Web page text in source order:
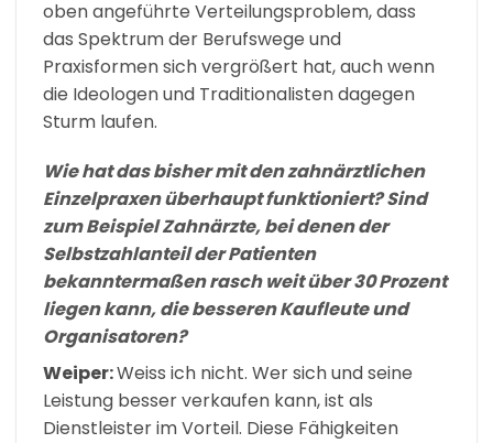
oben angeführte Verteilungsproblem, dass
das Spektrum der Berufswege und
Praxisformen sich vergrößert hat, auch wenn
die Ideologen und Traditionalisten dagegen
Sturm laufen.
Wie hat das bisher mit den zahnärztlichen
Einzelpraxen überhaupt funktioniert? Sind
zum Beispiel Zahnärzte, bei denen der
Selbstzahlanteil der Patienten
bekanntermaßen rasch weit über 30 Prozent
liegen kann, die besseren Kaufleute und
Organisatoren?
Weiper:Weiss ich nicht. Wer sich und seine
Leistung besser verkaufen kann, ist als
Dienstleister im Vorteil. Diese Fähigkeiten